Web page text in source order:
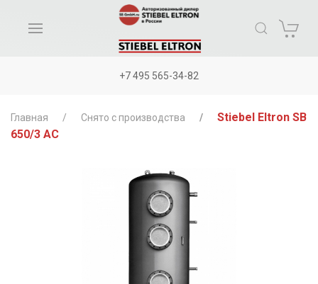
+7 495 565-34-82
Главная Снято с производства
Stiebel Eltron SB
650/3 AC